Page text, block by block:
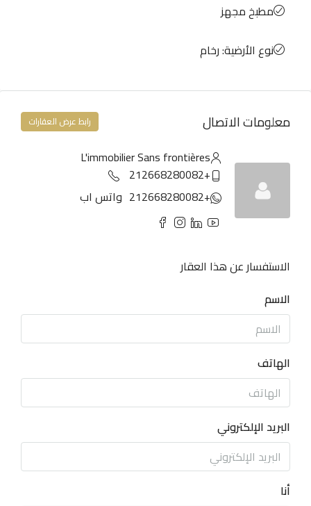
مطبخ مجهز
نوع الأرضية: رخام
معلومات الاتصال رابط عرض العقارات
L'immobilier Sans frontières
+212668280082
+212668280082
واتس اب
الاستفسار عن هذا العقار
الاسم
الهاتف
البريد الإلكتروني
أنا